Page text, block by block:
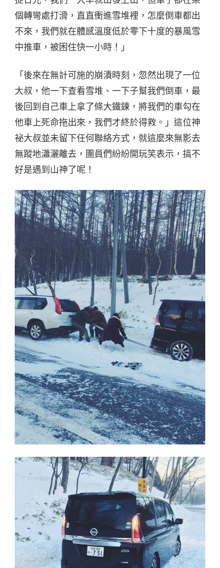
個轉彎處打滑，直直衝進雪堆裡，怎麼倒車都出
不來，我們就在體感溫度低於零下十度的暴風雪
中推車，被困住快一小時！」
「後來在無計可施的崩潰時刻，忽然出現了一位
大叔，他一下查看雪堆、一下子幫我們倒車，最
後回到自己車上拿了條大鐵鍊，將我們的車勾在
他車上死命拖出來，我們才終於得救。」這位神
祕大叔並未留下任何聯絡方式，就這麼來無影去
無蹤地瀟灑離去，團員們紛紛開玩笑表示，搞不
好是遇到山神了呢！